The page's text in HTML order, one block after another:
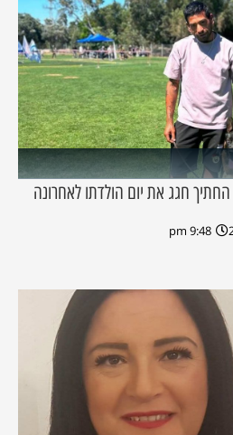
חגג את יום הולדתו לאחרונה
9:48 pm